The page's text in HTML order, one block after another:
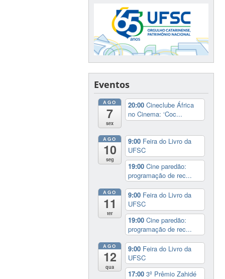
Eventos
AGO
7
sex
20:00Cineclube África
no Cinema: ‘Coc...
AGO
10
seg
9:00 Feira do Livro da
UFSC
19:00Cine paredão:
programação de rec...
AGO
11
ter
9:00 Feira do Livro da
UFSC
19:00Cine paredão:
programação de rec...
AGO
12
qua
9:00 Feira do Livro da
UFSC
17:003º Prêmio Zahidé